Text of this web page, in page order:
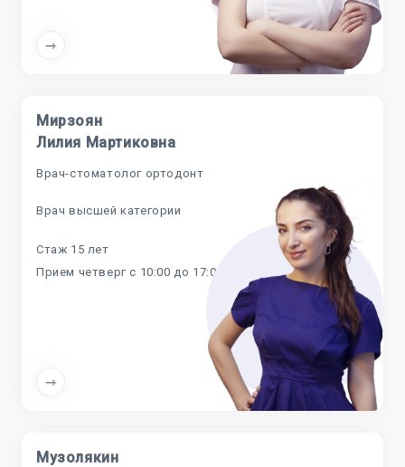
Мирзоян
Лилия Мартиковна
Врач-стоматолог ортодонт
Врач высшей категории
Стаж 15 лет
Прием четверг с 10:00 до 17:00
Музолякин